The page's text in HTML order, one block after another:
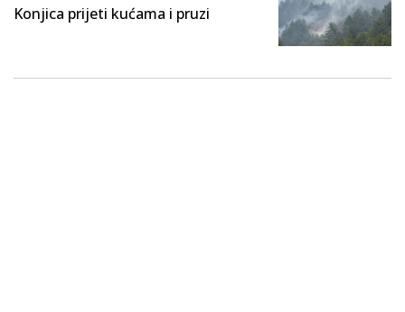
Konjica prijeti kućama i pruzi